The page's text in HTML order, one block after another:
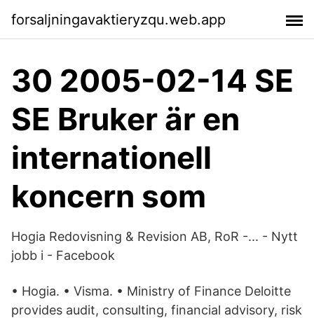
forsaljningavaktieryzqu.web.app
30 2005-02-14 SE
SE Bruker är en
internationell
koncern som
Hogia Redovisning & Revision AB, RoR -... - Nytt
jobb i - Facebook
• Hogia. • Visma. • Ministry of Finance Deloitte
provides audit, consulting, financial advisory, risk